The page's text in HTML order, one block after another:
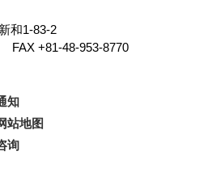
和1-83-2
FAX +81-48-953-8770
知
站地图
询